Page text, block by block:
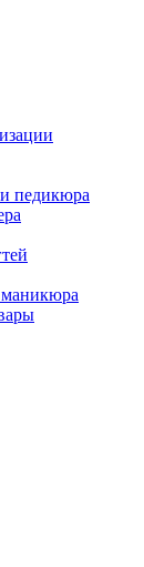
педикюра